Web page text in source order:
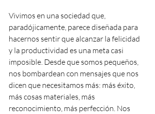
Vivimos en una sociedad que,
paradójicamente, parece diseñada para
hacernos sentir que alcanzar la felicidad
y la productividad es una meta casi
imposible. Desde que somos pequeños,
nos bombardean con mensajes que nos
dicen que necesitamos más: más éxito,
más cosas materiales, más
reconocimiento, más perfección. Nos